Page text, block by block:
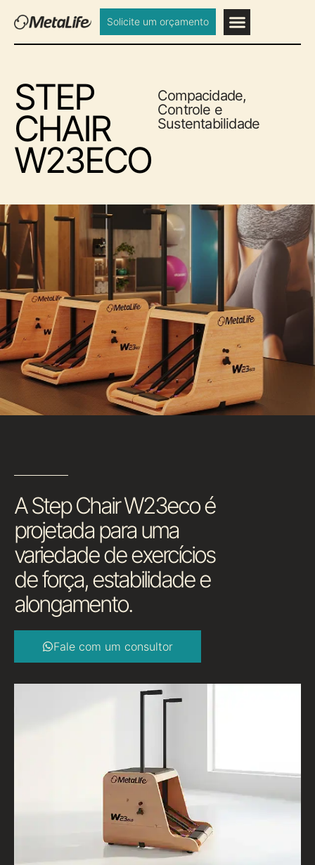
Solicite um orçamento
STEP
CHAIR
W23ECO
Compacidade,
Controle e
Sustentabilidade
A Step Chair W23eco é
projetada para uma
variedade de exercícios
de força, estabilidade e
alongamento.
Fale com um consultor